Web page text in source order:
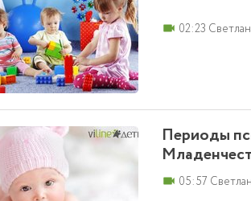
videocam 02:23
Периоды
videocam 05:57